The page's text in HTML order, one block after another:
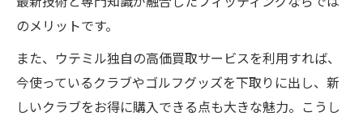
のメリットです。
また、ウテミル独自の高価買取サービスを利用すれば、
今使っているクラブやゴルフグッズを下取りに出し、新
しいクラブをお得に購入できる点も大きな魅力。こうし